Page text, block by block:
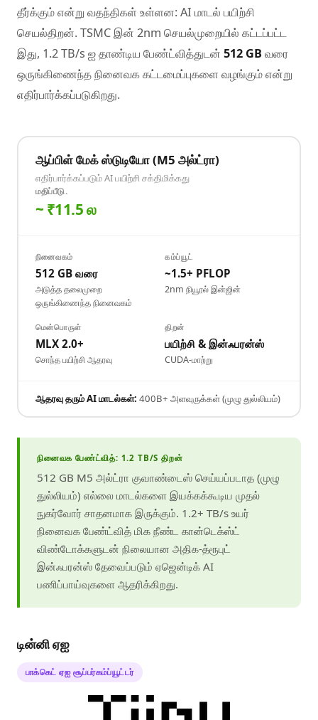
தீர்க்கும் என்று வதந்திகள் உள்ளன: AI மாடல் பயிற்சி
செயல்திறன். TSMC இன் 2nm செயல்முறையில் கட்டப்பட்ட
இது, 1.2 TB/s ஐ தாண்டிய பேண்ட்வித்துடன் 512 GB வரை
ஒருங்கிணைந்த நினைவக கட்டமைப்புகளை வழங்கும் என்று
எதிர்பார்க்கப்படுகிறது.
ஆப்பிள் மேக் ஸ்டுடியோ (M5 அல்ட்ரா)
எதிர்பார்க்கப்படும் AI பயிற்சி சக்திமிக்கது
மதிப்பீடு.
~ ₹11.5 ல
நினைவகம்
512 GB வரை
அடுத்த தலைமுறை
ஒருங்கிணைந்த நினைவகம்
கம்ப்யூட்
~1.5+ PFLOP
2nm நியூரல் இன்ஜின்
மென்பொருள்
MLX 2.0+
சொந்த பயிற்சி ஆதரவு
திறன்
பயிற்சி & இன்ஃபரன்ஸ்
CUDA-மாற்று
ஆதரவு தரும் AI மாடல்கள்: 400B+ அளவுருக்கள் (முழு துல்லியம்)
நினைவக பேண்ட்வித்: 1.2 TB/S திறன்
512 GB M5 அல்ட்ரா குவாண்டைஸ் செய்யப்படாத (முழு
துல்லியம்) எல்லை மாடல்களை இயக்கக்கூடிய முதல்
நுகர்வோர் சாதனமாக இருக்கும். 1.2+ TB/s உயர்
நினைவக பேண்ட்வித் மிக நீண்ட கான்டெக்ஸ்ட்
விண்டோக்களுடன் நிலையான அதிக-த்ரூபுட்
இன்ஃபரன்ஸ் தேவைப்படும் ஏஜென்டிக் AI
பணிப்பாய்வுகளை ஆதரிக்கிறது.
டின்னி ஏஐ
பாக்கெட் ஏஐ சூப்பர்கம்ப்யூட்டர்